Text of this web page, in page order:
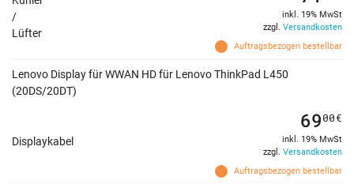
/
Lüfter
Auftragsbezogen bestellbar
inkl. 19% MwSt
zzgl. Versandkosten
Lenovo Display für WWAN HD für Lenovo ThinkPad L450
(20DS/20DT)
Displaykabel
Auftragsbezogen bestellbar
6900€
inkl. 19% MwSt
zzgl. Versandkosten